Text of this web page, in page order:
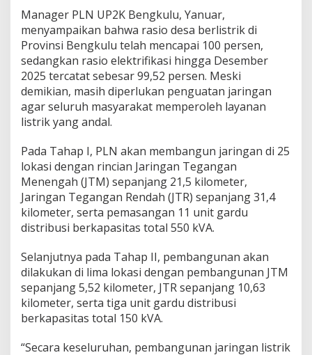
Manager PLN UP2K Bengkulu, Yanuar,
menyampaikan bahwa rasio desa berlistrik di
Provinsi Bengkulu telah mencapai 100 persen,
sedangkan rasio elektrifikasi hingga Desember
2025 tercatat sebesar 99,52 persen. Meski
demikian, masih diperlukan penguatan jaringan
agar seluruh masyarakat memperoleh layanan
listrik yang andal.
Pada Tahap I, PLN akan membangun jaringan di 25
lokasi dengan rincian Jaringan Tegangan
Menengah (JTM) sepanjang 21,5 kilometer,
Jaringan Tegangan Rendah (JTR) sepanjang 31,4
kilometer, serta pemasangan 11 unit gardu
distribusi berkapasitas total 550 kVA.
Selanjutnya pada Tahap II, pembangunan akan
dilakukan di lima lokasi dengan pembangunan JTM
sepanjang 5,52 kilometer, JTR sepanjang 10,63
kilometer, serta tiga unit gardu distribusi
berkapasitas total 150 kVA.
“Secara keseluruhan, pembangunan jaringan listrik